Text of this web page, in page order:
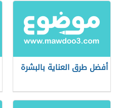
أفضل طرق العناية بالبشرة